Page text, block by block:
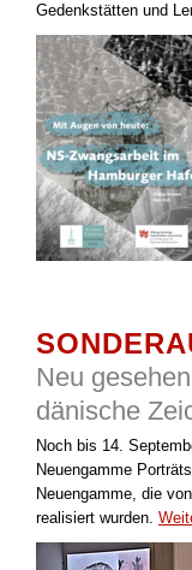
Gedenkstätten und
Neu
dänische
Noch bis 14.
Neuengamme
Neuengamme, die
realisiert wurden.